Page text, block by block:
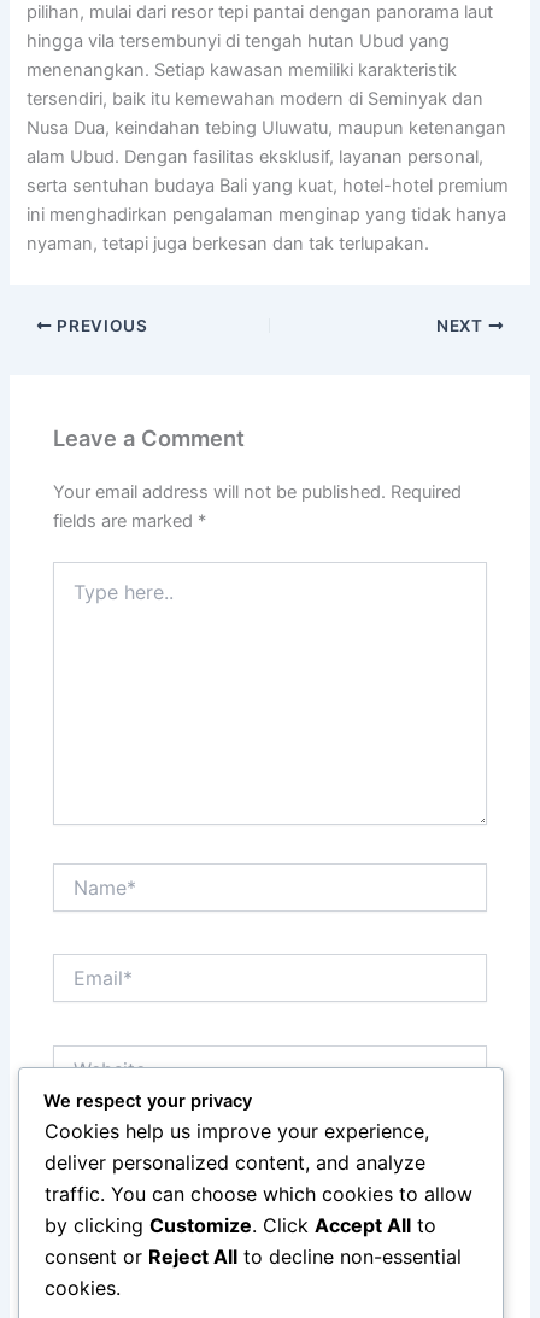
pilihan, mulai dari resor tepi pantai dengan panorama laut
hingga vila tersembunyi di tengah hutan Ubud yang
menenangkan. Setiap kawasan memiliki karakteristik
tersendiri, baik itu kemewahan modern di Seminyak dan
Nusa Dua, keindahan tebing Uluwatu, maupun ketenangan
alam Ubud. Dengan fasilitas eksklusif, layanan personal,
serta sentuhan budaya Bali yang kuat, hotel-hotel premium
ini menghadirkan pengalaman menginap yang tidak hanya
nyaman, tetapi juga berkesan dan tak terlupakan.
PREVIOUS NEXT
Leave a Comment
Your email address will not be published. Required
fields are marked *
here..
Save my name, email, and website in this browser
for the next time I comment.
We respect your privacy
Cookies help us improve your experience,
deliver personalized content, and analyze
traffic. You can choose which cookies to allow
by clicking Customize. Click Accept All to
consent or Reject All to decline non-essential
cookies.